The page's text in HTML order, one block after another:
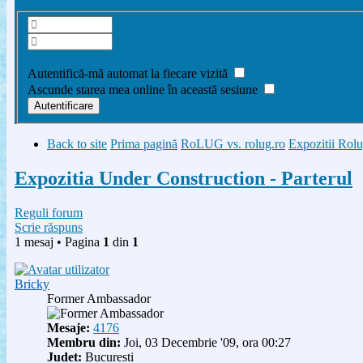
Autentifică-mă automat la fiecare vizită
Ascunde starea mea online în această sesiune
Back to site Prima pagină RoLUG vs. rolug.ro Expozitii
Expozitia Under Construction - Parterul
Reguli forum
Scrie răspuns
1 mesaj • Pagina 1 din 1
Bricky
Former Ambassador
Mesaje: 4176
Membru din: Joi, 03 Decembrie '09, ora 00:27
Judet: Bucuresti